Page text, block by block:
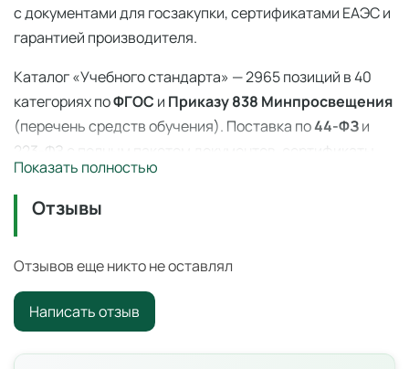
с документами для госзакупки, сертификатами ЕАЭС и
гарантией производителя.
Каталог «Учебного стандарта» — 2965 позиций в 40
категориях поФГОС и Приказу 838 Минпросвещения
(перечень средств обучения). Поставка по44-ФЗи
223-ФЗ с полным пакетом документов, сертификаты
ЕАЭС, гарантия производителя. Доставка по всей
России — 3–14 дней со склада в Ангарске.
Пробка резиновая № 24
учебное оборудование для оснащения
образовательных учреждений по ФГОС и
Минпросвещения.
Цена: 27 ₽ с НДС. Поставка по всей России для школ,
Показать полностью
Отзывы
Отзывов еще никто не оставлял
Написать отзыв